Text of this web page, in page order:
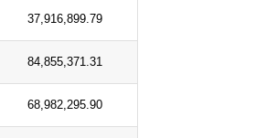
37,916,899.79
84,855,371.31
68,982,295.90